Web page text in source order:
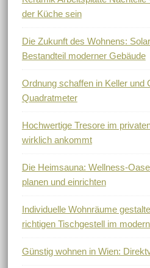
der Küche sein
Die Zukunft des Wohnens:
Bestandteil moderner Gebäude
Ordnung schaffen in Keller und
Quadratmeter
Hochwertige Tresore im
wirklich ankommt
Die Heimsauna: Wellness-
planen und einrichten
Individuelle Wohnräume
richtigen Tischgestell im
Günstig wohnen in Wien: